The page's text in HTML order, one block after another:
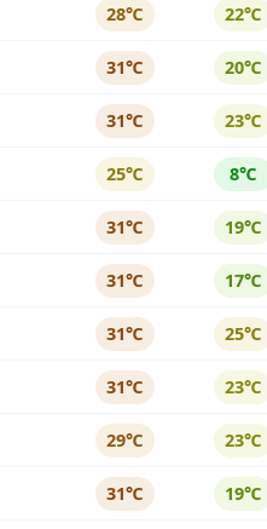
28℃ 22℃
31℃ 20℃
31℃ 23℃
25℃ 8℃
31℃ 19℃
31℃ 17℃
31℃ 25℃
31℃ 23℃
29℃ 23℃
31℃ 19℃